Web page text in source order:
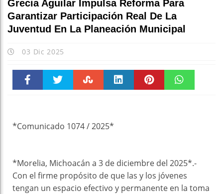
Grecia Aguilar Impulsa Reforma Para
Garantizar Participación Real De La
Juventud En La Planeación Municipal
03 Dic 2025
*Comunicado 1074 / 2025*
*Morelia, Michoacán a 3 de diciembre del 2025*.-
Con el firme propósito de que las y los jóvenes
tengan un espacio efectivo y permanente en la toma